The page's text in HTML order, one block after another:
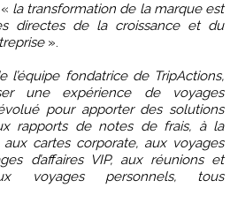
la transformation de la marque est
directes de la croissance et du
».
l’équipe fondatrice de TripActions,
une expérience de voyages
pour apporter des solutions
rapports de notes de frais, à la
cartes corporate, aux voyages
d’affaires VIP, aux réunions et
voyages personnels, tous